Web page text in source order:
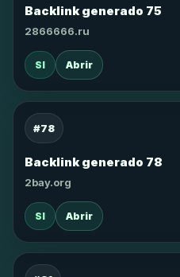
Backlink generado 75
2866666.ru
SI Abrir
#78
Backlink generado 78
2bay.org
SI Abrir